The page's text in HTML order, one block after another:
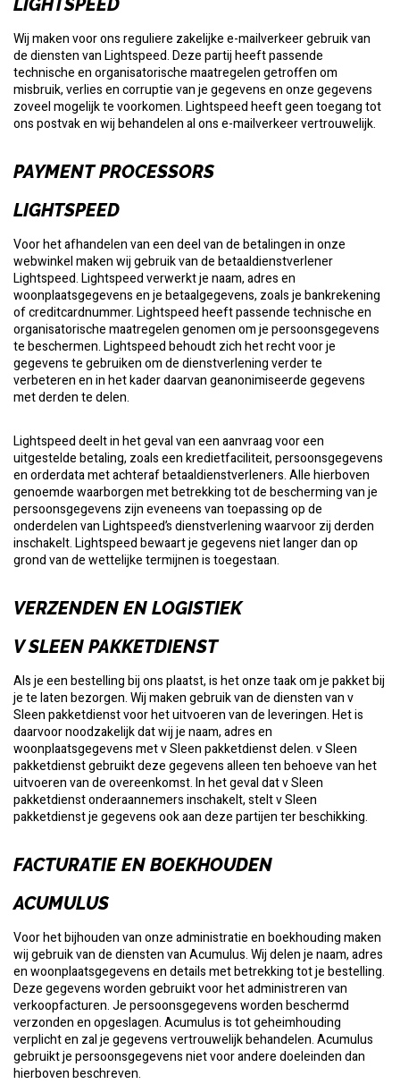
LIGHTSPEED
Wij maken voor ons reguliere zakelijke e-mailverkeer gebruik van
de diensten van Lightspeed. Deze partij heeft passende
technische en organisatorische maatregelen getroffen om
misbruik, verlies en corruptie van je gegevens en onze gegevens
zoveel mogelijk te voorkomen. Lightspeed heeft geen toegang tot
ons postvak en wij behandelen al ons e-mailverkeer vertrouwelijk.
PAYMENT PROCESSORS
LIGHTSPEED
Voor het afhandelen van een deel van de betalingen in onze
webwinkel maken wij gebruik van de betaaldienstverlener
Lightspeed. Lightspeed verwerkt je naam, adres en
woonplaatsgegevens en je betaalgegevens, zoals je bankrekening
of creditcardnummer. Lightspeed heeft passende technische en
organisatorische maatregelen genomen om je persoonsgegevens
te beschermen. Lightspeed behoudt zich het recht voor je
gegevens te gebruiken om de dienstverlening verder te
verbeteren en in het kader daarvan geanonimiseerde gegevens
met derden te delen.
Lightspeed deelt in het geval van een aanvraag voor een
uitgestelde betaling, zoals een kredietfaciliteit, persoonsgegevens
en orderdata met achteraf betaaldienstverleners. Alle hierboven
genoemde waarborgen met betrekking tot de bescherming van je
persoonsgegevens zijn eveneens van toepassing op de
onderdelen van Lightspeed’s dienstverlening waarvoor zij derden
inschakelt. Lightspeed bewaart je gegevens niet langer dan op
grond van de wettelijke termijnen is toegestaan.
VERZENDEN EN LOGISTIEK
V SLEEN PAKKETDIENST
Als je een bestelling bij ons plaatst, is het onze taak om je pakket bij
je te laten bezorgen. Wij maken gebruik van de diensten van v
Sleen pakketdienst voor het uitvoeren van de leveringen. Het is
daarvoor noodzakelijk dat wij je naam, adres en
woonplaatsgegevens met v Sleen pakketdienst delen. v Sleen
pakketdienst gebruikt deze gegevens alleen ten behoeve van het
uitvoeren van de overeenkomst. In het geval dat v Sleen
pakketdienst onderaannemers inschakelt, stelt v Sleen
pakketdienst je gegevens ook aan deze partijen ter beschikking.
FACTURATIE EN BOEKHOUDEN
ACUMULUS
Voor het bijhouden van onze administratie en boekhouding maken
wij gebruik van de diensten van Acumulus. Wij delen je naam, adres
en woonplaatsgegevens en details met betrekking tot je bestelling.
Deze gegevens worden gebruikt voor het administreren van
verkoopfacturen. Je persoonsgegevens worden beschermd
verzonden en opgeslagen. Acumulus is tot geheimhouding
verplicht en zal je gegevens vertrouwelijk behandelen. Acumulus
gebruikt je persoonsgegevens niet voor andere doeleinden dan
hierboven beschreven.